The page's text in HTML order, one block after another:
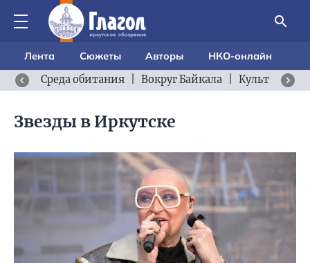
Лента Сюжеты Авторы
НКО-онлайн
Среда обитания
Вокруг Байкала Культурный
Звезды в Иркутске